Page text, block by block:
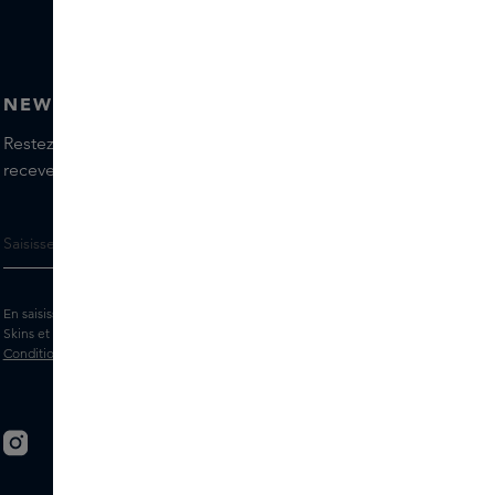
NEWSLETTER
Restez informé(e) des dernières marques et produits,
recevez les conseils de nos Skins Experts.
En saisissant votre adresse e-mail, vous acceptez de recevoir la newsletter
Skins et des messages marketing personnalisés par e-mail. Consultez les
Conditions générales